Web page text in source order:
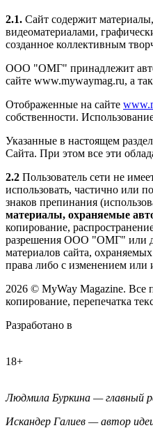
2.1. Сайт содержит
видеоматериалами,
созданное коллективным
ООО "ОМГ" принадлежит
сайте www.mywaymag.ru, а
Отображенные на сайте
собственности.
Указанные в настоящем
Сайта. При этом все эти
2.2 Пользователь сети не
использовать, частично или
знаков препинания
материалы, охраняемые
копирование,
разрешения ООО "ОМГ" или
материалов сайта,
права либо с изменением или
2026 © MyWay Magazine. Все
копирование, перепечатка
Разработано в
18+
Людмила Буркина — главный
Искандер Галиев — автор